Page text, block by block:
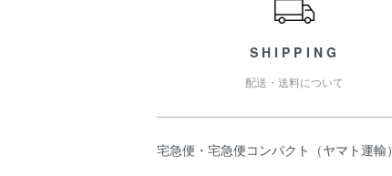
SHIPPING
配送・送料について
宅急便・宅急便コンパクト（ヤマト運輸）